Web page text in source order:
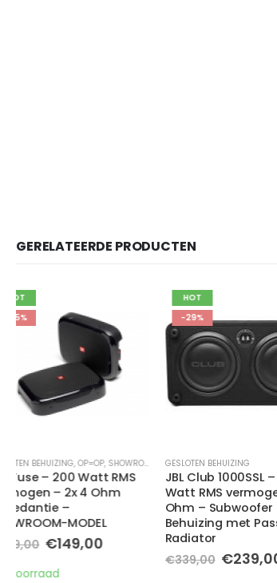
GERELATEERDE PRODUCTEN
,UNDERSEAT SUBWOOFERS
GESLOTEN BEHUIZING
JBL Club 1000SSL – 350
Watt RMS vermogen bij 2
Ohm – Subwoofer in
Behuizing met Passieve
Radiator
Oorspronkelijke
Huidige
GESLOTEN BEHUIZING
MusWay
Watt RMS
Ohm
downfiring
€329,00
was: